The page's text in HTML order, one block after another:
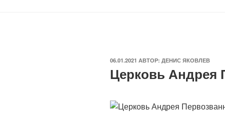
ОПУБЛИКОВАНО
06.01.2021 АВТОР: ДЕНИС ЯКОВЛЕВ
Церковь Андрея